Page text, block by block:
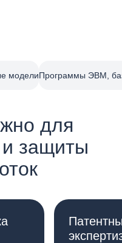
моделиПрограммы ЭВМ,
для
и защиты